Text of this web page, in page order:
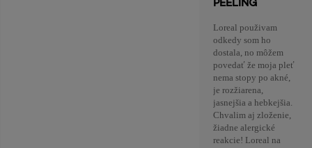
Loreal použivam
odkedy som ho
dostala, no môžem
povedať že moja pleť
nema stopy po akné,
je rozžiarena,
jasnejšia a hebkejšia.
Chvalim aj zloženie,
žiadne alergické
reakcie! Loreal na